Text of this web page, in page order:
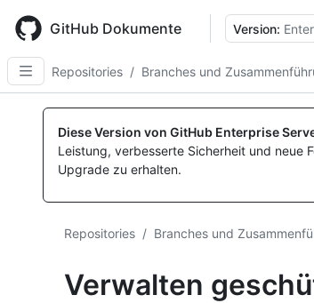
main
content
GitHub Dokumente Version:
Repositories / Branches und
Diese Version von GitHub Enterprise
Leistung, verbesserte Sicherheit und neue
Upgrade zu erhalten.
Repositories / Branches und
Verwalten